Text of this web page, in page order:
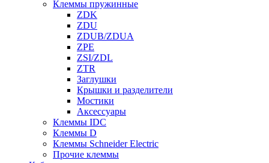
Клеммы пружинные
ZDK
ZDU
ZDUB/ZDUA
ZPE
ZSI/ZDL
ZTR
Заглушки
Крышки и разделители
Мостики
Аксессуары
Клеммы IDC
Клеммы D
Клеммы Schneider Electric
Прочие клеммы